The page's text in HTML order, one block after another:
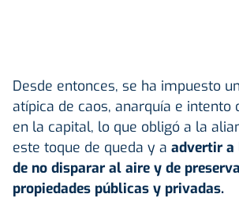
Desde entonces, se ha impuesto
atípica de caos, anarquía e intento
en la capital, lo que obligó a la
este toque de queda y a advertir a
de no disparar al aire y de
propiedades públicas y privadas.